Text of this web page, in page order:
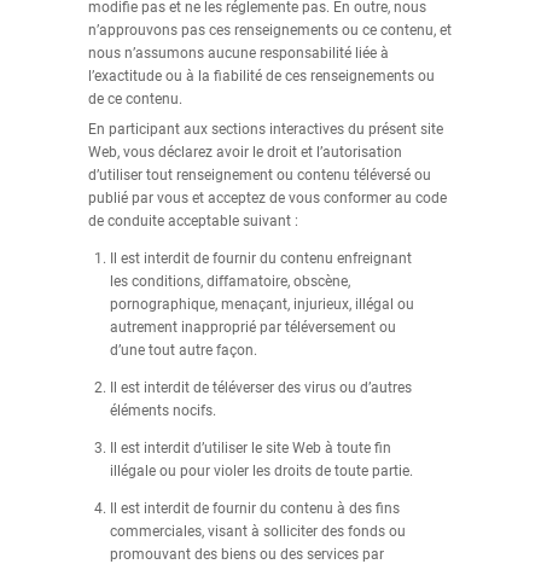
modifie pas et ne les réglemente pas. En outre, nous
n’approuvons pas ces renseignements ou ce contenu, et
nous n’assumons aucune responsabilité liée à
l’exactitude ou à la fiabilité de ces renseignements ou
de ce contenu.
En participant aux sections interactives du présent site
Web, vous déclarez avoir le droit et l’autorisation
d’utiliser tout renseignement ou contenu téléversé ou
publié par vous et acceptez de vous conformer au code
de conduite acceptable suivant :
Il est interdit de fournir du contenu enfreignant
les conditions, diffamatoire, obscène,
pornographique, menaçant, injurieux, illégal ou
autrement inapproprié par téléversement ou
d’une tout autre façon.
Il est interdit de téléverser des virus ou d’autres
éléments nocifs.
Il est interdit d’utiliser le site Web à toute fin
illégale ou pour violer les droits de toute partie.
Il est interdit de fournir du contenu à des fins
commerciales, visant à solliciter des fonds ou
promouvant des biens ou des services par